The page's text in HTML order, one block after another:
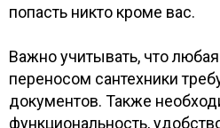
попасть никто кроме вас.
Важно учитывать, что
переносом сантехники
документов. Также
функциональность,
в Минск мир